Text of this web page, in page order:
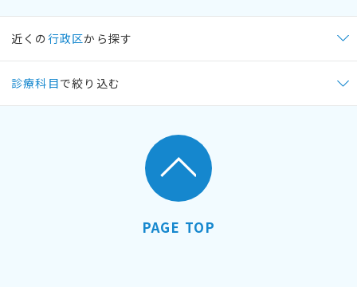
近くの 行政区から探す
診療科目で絞り込む
PAGE TOP